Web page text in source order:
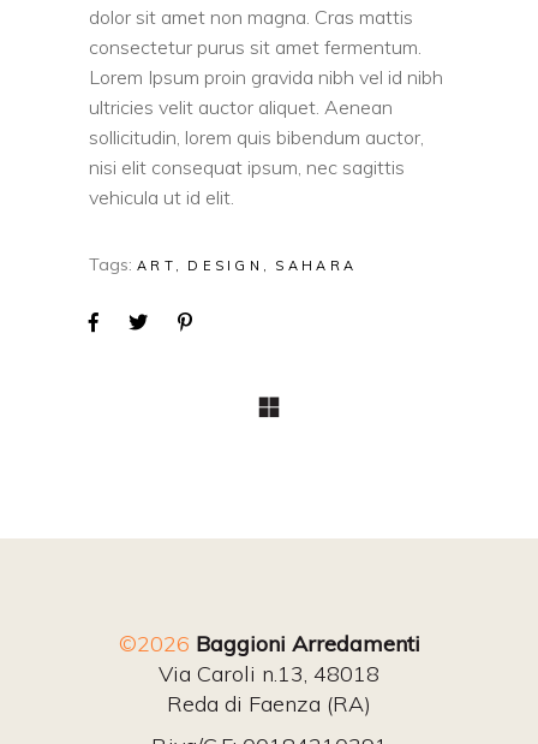
dolor sit amet non magna. Cras mattis
consectetur purus sit amet fermentum.
Lorem Ipsum proin gravida nibh vel id nibh
ultricies velit auctor aliquet. Aenean
sollicitudin, lorem quis bibendum auctor,
nisi elit consequat ipsum, nec sagittis
vehicula ut id elit.
Tags: ART DESIGN SAHARA
©2026 Baggioni Arredamenti
Via Caroli n.13, 48018
Reda di Faenza (RA)